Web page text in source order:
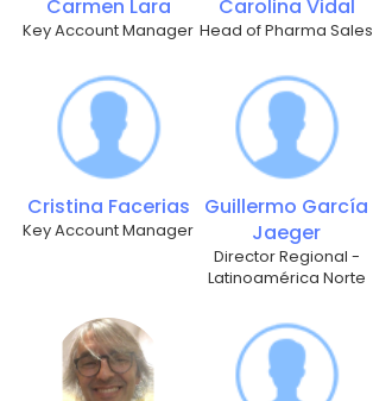
Carmen Lara
Key Account Manager
Carolina Vidal
Head of Pharma Sales
Cristina Facerias
Key Account Manager
Guillermo García
Jaeger
Director Regional -
Latinoamérica Norte